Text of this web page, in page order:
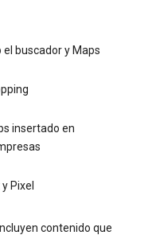
buscador y Maps
insertado en
Pixel
contenido que